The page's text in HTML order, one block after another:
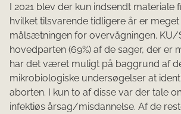
I 2021 blev der kun indsendt materiale
hvilket tilsvarende tidligere år er
målsætningen for overvågningen. KU/
hovedparten (69%) af de sager, der er
har det været muligt på baggrund af
mikrobiologiske undersøgelser at
aborten. I kun to af disse var der tale
infektiøs årsag/misdannelse. Af de